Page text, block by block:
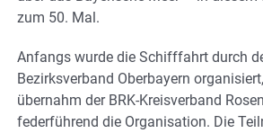
zum 50. Mal.
Anfangs wurde die Schifffahrt durch
Bezirksverband Oberbayern
übernahm der BRK-Kreisverband
federführend die Organisation. Die